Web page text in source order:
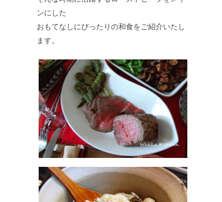
ンにした
おもてなしにぴったりの和食をご紹介いたし
ます。